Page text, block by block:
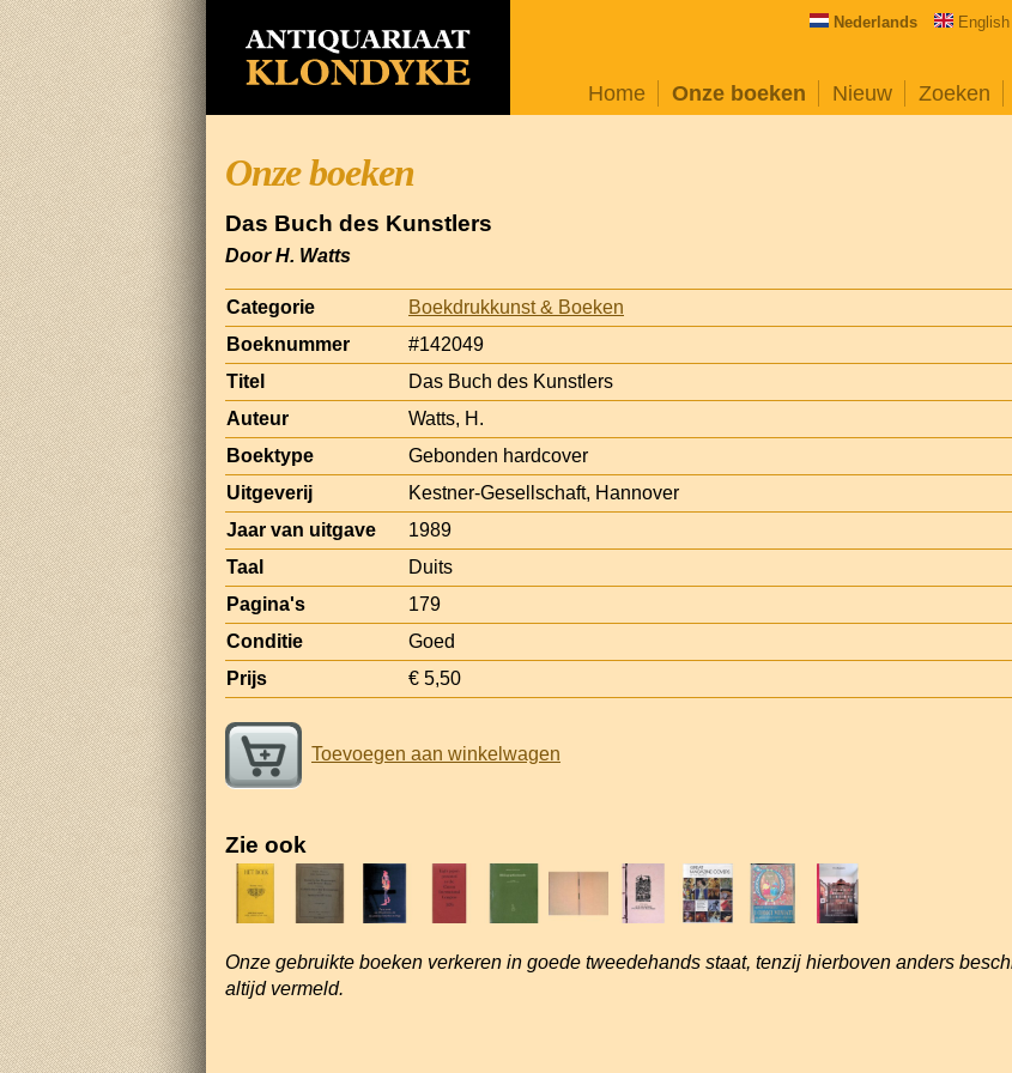
Nederlands English
Home Onze boeken Nieuw Zoeken
Onze boeken
Das Buch des Kunstlers
Door H. Watts
Categorie
Boekdrukkunst & Boeken
Boeknummer
#142049
Titel
Das Buch des Kunstlers
Auteur
Watts, H.
Boektype
Gebonden hardcover
Uitgeverij
Kestner-Gesellschaft, Hannover
Jaar van uitgave
1989
Taal
Duits
Pagina's
179
Conditie
Goed
Prijs
€ 5,50
Toevoegen aan winkelwagen
Zie ook
Onze gebruikte boeken verkeren in goede tweedehands staat, tenzij hierboven anders
altijd vermeld.